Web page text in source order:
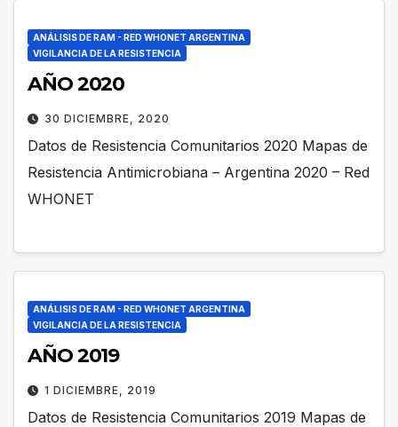
ANÁLISIS DE RAM - RED WHONET ARGENTINA
VIGILANCIA DE LA RESISTENCIA
AÑO 2020
30 DICIEMBRE, 2020
Datos de Resistencia Comunitarios 2020 Mapas de
Resistencia Antimicrobiana – Argentina 2020 – Red
WHONET
ANÁLISIS DE RAM - RED WHONET ARGENTINA
VIGILANCIA DE LA RESISTENCIA
AÑO 2019
1 DICIEMBRE, 2019
Datos de Resistencia Comunitarios 2019 Mapas de